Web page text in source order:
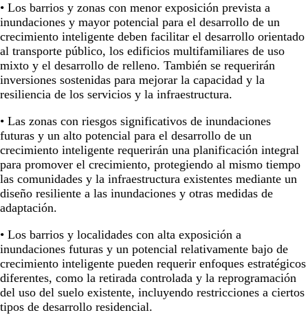
• Los barrios y zonas con menor exposición prevista a
inundaciones y mayor potencial para el desarrollo de un
crecimiento inteligente deben facilitar el desarrollo orientado
al transporte público, los edificios multifamiliares de uso
mixto y el desarrollo de relleno. También se requerirán
inversiones sostenidas para mejorar la capacidad y la
resiliencia de los servicios y la infraestructura.
• Las zonas con riesgos significativos de inundaciones
futuras y un alto potencial para el desarrollo de un
crecimiento inteligente requerirán una planificación integral
para promover el crecimiento, protegiendo al mismo tiempo
las comunidades y la infraestructura existentes mediante un
diseño resiliente a las inundaciones y otras medidas de
adaptación.
• Los barrios y localidades con alta exposición a
inundaciones futuras y un potencial relativamente bajo de
crecimiento inteligente pueden requerir enfoques estratégicos
diferentes, como la retirada controlada y la reprogramación
del uso del suelo existente, incluyendo restricciones a ciertos
tipos de desarrollo residencial.